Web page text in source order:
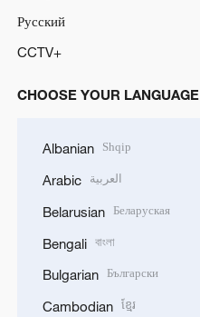
Русский
CCTV+
CHOOSE YOUR LANGUAGE
Albanian Shqip
Arabic العربية
Belarusian Беларуская
Bengali বাংলা
Bulgarian Български
Cambodian ខ្មែរ